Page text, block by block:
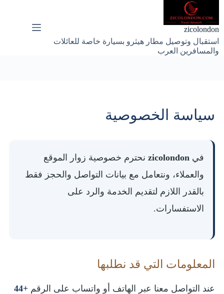
المحتوى
zicolondon
استقبال وتوصيل مطار هيثرو بسيارة خاصة للعائلات
والمسافرين العرب
سياسة الخصوصية
في zicolondon نحترم خصوصية زوار الموقع
والعملاء، ونتعامل مع بيانات التواصل والحجز فقط
بالقدر اللازم لتقديم الخدمة والرد على
الاستفسارات.
المعلومات التي قد نطلبها
عند التواصل معنا عبر الهاتف أو واتساب على الرقم
+44